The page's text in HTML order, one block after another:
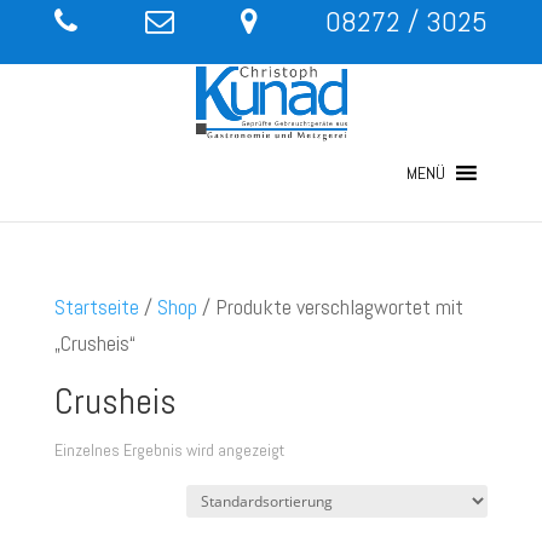
08272 / 3025
MENÜ
Startseite / Shop / Produkte verschlagwortet mit
„Crusheis“
Crusheis
Einzelnes Ergebnis wird angezeigt